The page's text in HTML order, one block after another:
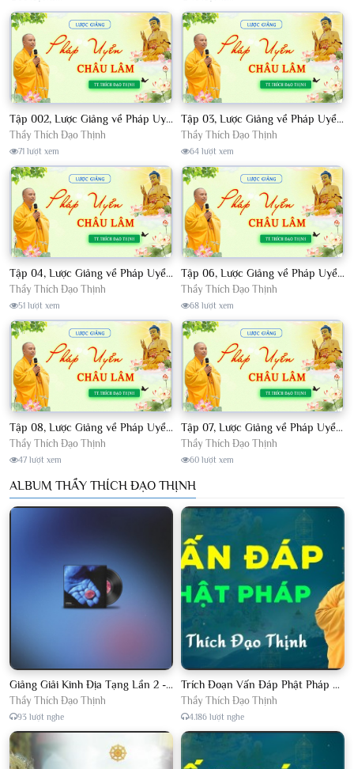
Tập 002, Lược Giảng về Pháp Uyển Châu Lâm, Chủ giảng TT. Thích Đạo Thịnh
Thầy Thích Đạo Thịnh
71 lượt xem
Tập 03, Lược Giảng về Pháp Uyển Châu Lâm, Chủ giảng TT Thích Đạo Thịnh
Thầy Thích Đạo Thịnh
64 lượt xem
Tập 04, Lược Giảng về Pháp Uyển Châu Lâm, Chủ giảng TT. Thích Đạo Thịnh
Thầy Thích Đạo Thịnh
51 lượt xem
Tập 06, Lược Giảng về Pháp Uyển Châu Lâm, Chủ giảng TT. Thích Đạo Thịnh
Thầy Thích Đạo Thịnh
68 lượt xem
Tập 08, Lược Giảng về Pháp Uyển Châu Lâm, Chủ giảng TT. Thích Đạo Thịnh.
Thầy Thích Đạo Thịnh
47 lượt xem
Tập 07, Lược Giảng về Pháp Uyển Châu Lâm, Chủ giảng TT Thích Đạo Thịnh
Thầy Thích Đạo Thịnh
60 lượt xem
ALBUM THẦY THÍCH ĐẠO THỊNH
Giảng Giải Kinh Địa Tạng Lần 2 - Thầy Thích Đạo Thịnh - Diệu Pháp Khai Tâm
Thầy Thích Đạo Thịnh
93 lượt nghe
Trích Đoạn Vấn Đáp Phật Pháp 2022
Thầy Thích Đạo Thịnh
4.186 lượt nghe